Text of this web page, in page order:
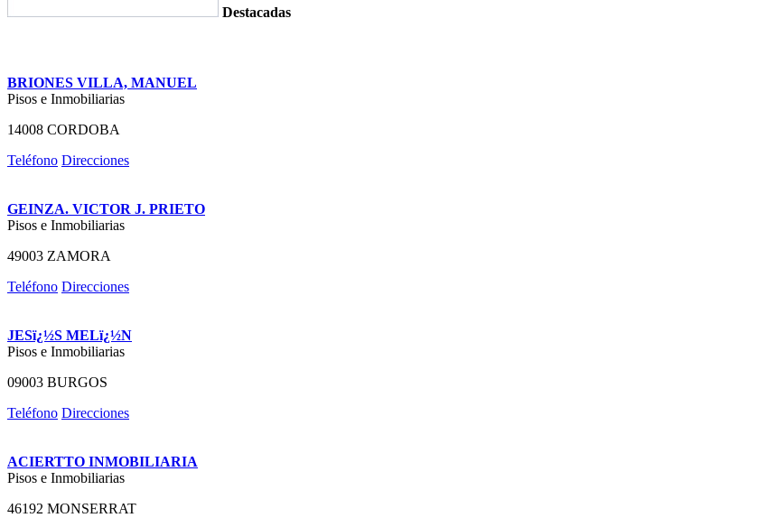
Destacadas
BRIONES VILLA, MANUEL
Pisos e Inmobiliarias
14008 CORDOBA
Teléfono Direcciones
GEINZA. VICTOR J. PRIETO
Pisos e Inmobiliarias
49003 ZAMORA
Teléfono Direcciones
JESï¿½S MELï¿½N
Pisos e Inmobiliarias
09003 BURGOS
Teléfono Direcciones
ACIERTTO INMOBILIARIA
Pisos e Inmobiliarias
46192 MONSERRAT